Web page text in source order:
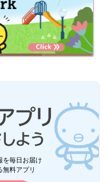
作/秋山あゆ子 福音館
を毎日お届け
料アプリ